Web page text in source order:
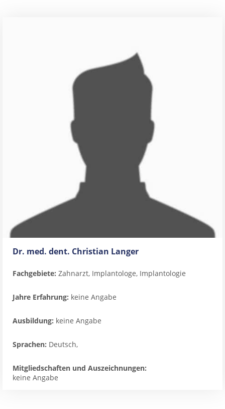
Dr. med. dent. Christian Langer
Fachgebiete: Zahnarzt, Implantologe, Implantologie
Jahre Erfahrung: keine Angabe
Ausbildung: keine Angabe
Sprachen: Deutsch,
Mitgliedschaften und Auszeichnungen:
keine Angabe